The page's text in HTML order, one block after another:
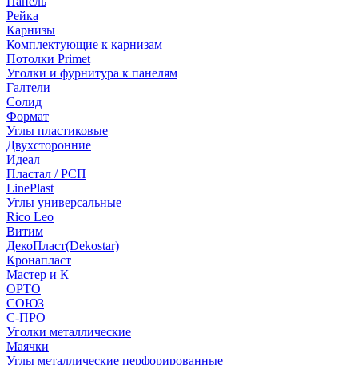
Рейка
Карнизы
Комплектующие к карнизам
Потолки Primet
Уголки и фурнитура к панелям
Галтели
Солид
Формат
Углы пластиковые
Двухсторонние
Идеал
Пластал / РСП
LinePlast
Углы универсальные
Rico Leo
Витим
ДекоПласт(Dekostar)
Кронапласт
Мастер и К
ОРТО
СОЮЗ
С-ПРО
Уголки металлические
Маячки
Углы металлические перфорированные